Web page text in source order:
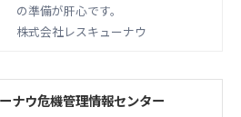
の準備が肝心です。
株式会社レスキューナウ
ナウ危機管理情報センター